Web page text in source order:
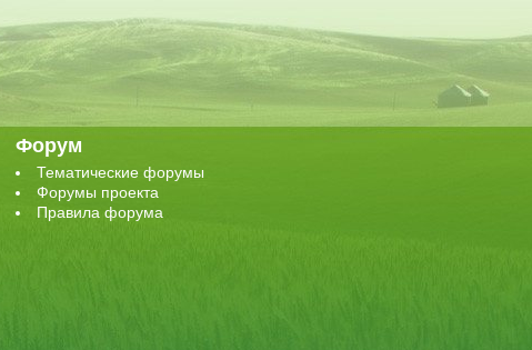
Форум
Тематические форумы
Форумы проекта
Правила форума